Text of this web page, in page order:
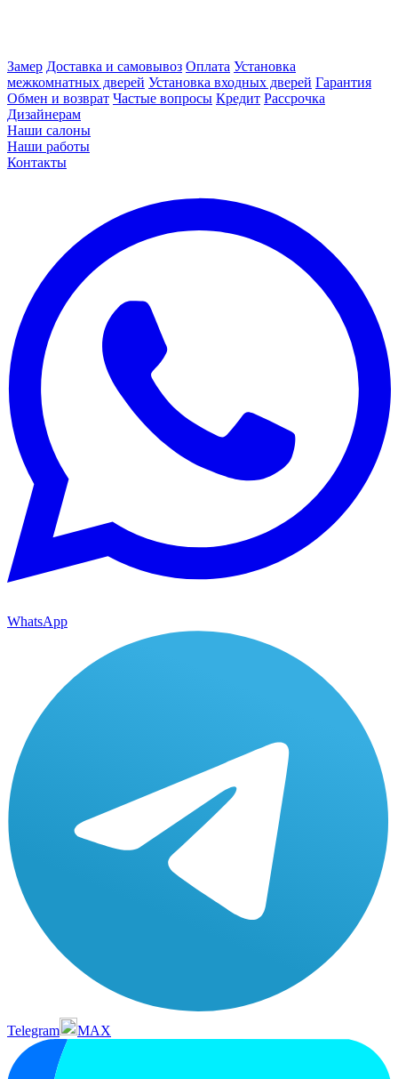
Замер Доставка и самовывоз Оплата Установка
межкомнатных дверей Установка входных дверей Гарантия
Обмен и возврат Частые вопросы Кредит Рассрочка
Дизайнерам
Наши салоны
Наши работы
Контакты
WhatsApp
Telegram MAX